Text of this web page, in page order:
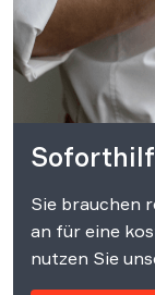
Sie brauchen
an für eine
nutzen Sie